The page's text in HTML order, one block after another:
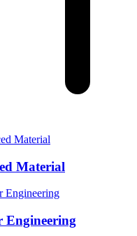
Material
Engineering